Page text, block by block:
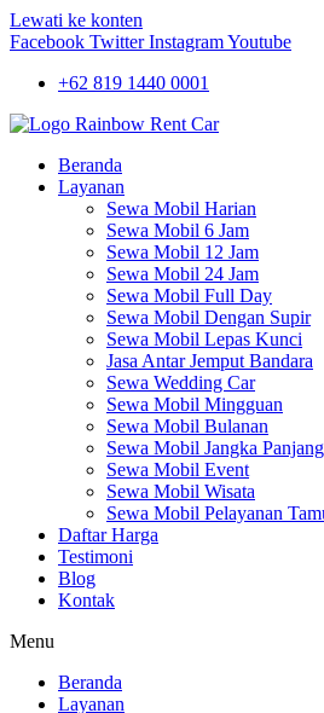
Lewati ke konten
Facebook Twitter InstagramYoutube
+62 819 1440 0001
Beranda
Layanan
Sewa Mobil Harian
Sewa Mobil 6 Jam
Sewa Mobil 12 Jam
Sewa Mobil 24 Jam
Sewa Mobil Full Day
Sewa Mobil Dengan Supir
Sewa Mobil Lepas Kunci
Jasa Antar Jemput Bandara
Sewa Wedding Car
Sewa Mobil Mingguan
Sewa Mobil Bulanan
Sewa Mobil Jangka Panjang
Sewa Mobil Event
Sewa Mobil Wisata
Sewa Mobil Pelayanan
Daftar Harga
Testimoni
Blog
Kontak
Menu
Beranda
Layanan